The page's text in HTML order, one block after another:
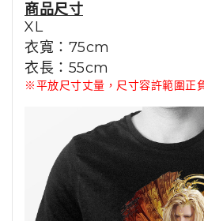
商品尺寸
XL
衣寬 ：75cm
衣長 ：55cm
※平放尺寸丈量，尺寸容許範圍正